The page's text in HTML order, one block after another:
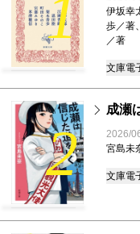
1
伊坂幸
歩／著
／著
文庫電
2
成瀬
2026/
宮島未
文庫電